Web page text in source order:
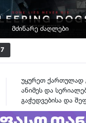
მძინარე ძაღლები
7
უყურეთ ქართულად
ანიმეს და
გაჭედვებისა და